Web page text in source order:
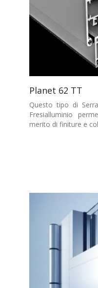
Planet 62 TT
Questo tipo di
Fresialluminio
merito di finiture e